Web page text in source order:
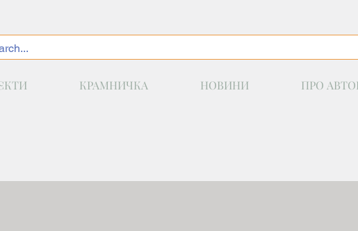
КРАМНИЧКА НОВИНИ ПРО